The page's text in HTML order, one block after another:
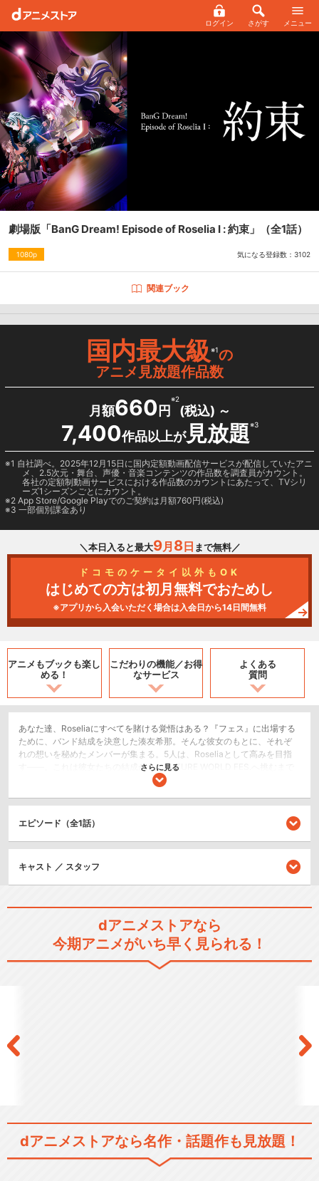
ログイン さがす メニュー
劇場版「BanG Dream! Episode of Roselia Ⅰ : 約束」 （全1話）
1080p 気になる登録数： 3102
関連ブック
国内最大級※1の
アニメ見放題作品数
月額660 円
※2
(税込) ～
7,400作品以上が見放題※3
1 自社調べ。2025年12月15日に国内定額動画配信サービスが配信していたアニ
メ、2.5次元・舞台、声優・音楽コンテンツの作品数を調査員がカウント。
各社の定額制動画サービスにおける作品数のカウントにあたって、TVシリ
ーズ1シーズンごとにカウント。
2 App Store/Google Playでのご契約は月額760円(税込)
3 一部個別課金あり
＼本日入ると最大9月 8日 まで無料／
ドコモのケータイ以外もOK
はじめての方は初月無料でおためし
※アプリから入会いただく場合は入会日から14日間無料
アニメもブックも楽し
める！
こだわりの機能／お得
なサービス
よくある
質問
あなた達、Roseliaにすべてを賭ける覚悟はある？『フェス』に出場する
ために、バンド結成を決意した湊友希那。そんな彼女のもとに、それぞ
れの想いを秘めたメンバーが集まる。5人は、Roseliaとして高みを目指
す――。これは彼女たちの結成から、FUTURE WORLD FES.へ挑むまで
ドラマ/青春
BanG Dream! 2nd Season
BanG Dream! Morfonicati…
さらに見る
エピソード（全1話）
キャスト ／ スタッフ
dアニメストアなら
今期アニメがいち早く見られる！
dアニメストアなら名作・話題作も見放題！